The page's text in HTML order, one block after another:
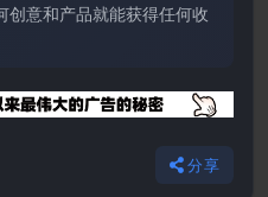
创意和产品就能获得任何收
分享